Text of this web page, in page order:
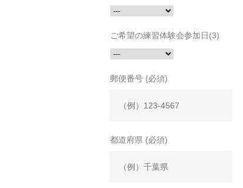
ご希望の練習体験会参加日(3)
郵便番号 (必須)
都道府県 (必須)